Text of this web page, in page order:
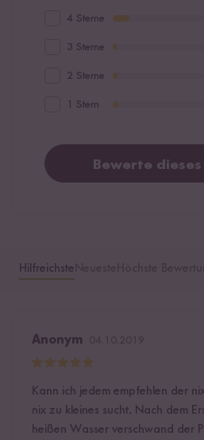
4 Sterne
3 Sterne
2 Sterne
1 Stern
Bewerte
Hilfreichste
Anonym
Kann ich jedem empfehlen der
nix zu kleines sucht. Nach dem
heißen Wasser verschwand der